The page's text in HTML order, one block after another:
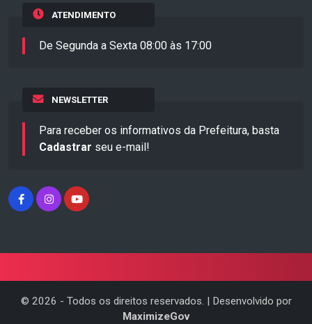
ATENDIMENTO
De Segunda a Sexta 08:00 às 17:00
NEWSLETTER
Para receber os informativos da Prefeitura, basta
Cadastrar seu e-mail!
© 2026 - Todos os direitos reservados. | Desenvolvido por
MaximizeGov